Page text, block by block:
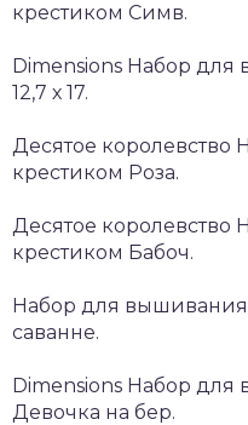
крестиком Симв.
Dimensions Набор
12,7 х 17.
Десятое
крестиком Роза.
Десятое
крестиком Бабоч.
Набор для
саванне.
Dimensions Набор
Девочка на бер.